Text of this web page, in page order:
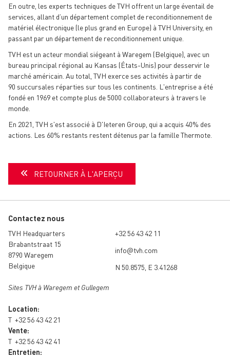
En outre, les experts techniques de TVH offrent un large éventail de
services, allant d’un département complet de reconditionnement de
matériel électronique (le plus grand en Europe) à TVH University, en
passant par un département de reconditionnement unique.
TVH est un acteur mondial siégeant à Waregem (Belgique), avec un
bureau principal régional au Kansas (États-Unis) pour desservir le
marché américain. Au total, TVH exerce ses activités à partir de
90 succursales réparties sur tous les continents. L'entreprise a été
fondé en 1969 et compte plus de 5000 collaborateurs à travers le
monde.
En 2021, TVH s'est associé à D'Ieteren Group, qui a acquis 40% des
actions. Les 60% restants restent détenus par la famille Thermote.
RETOURNER À L'APERÇU
Contactez nous
TVH Headquarters
Brabantstraat 15
8790 Waregem
Belgique
Sites TVH à Waregem et Gullegem
Location:
T +32 56 43 42 21
Vente:
T +32 56 43 42 41
Entretien:
+32 56 43 42 11
info@tvh.com
N 50.8575, E 3.41268